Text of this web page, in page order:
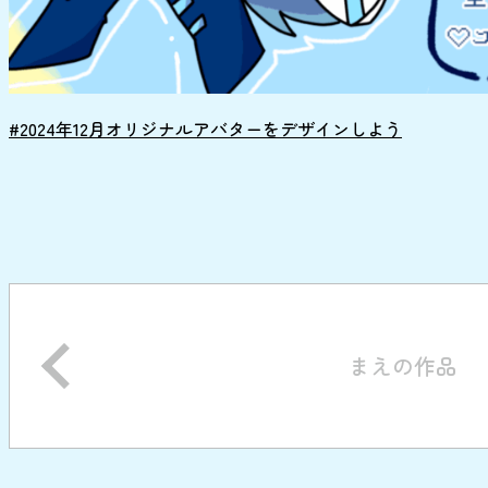
#2024年12月オリジナルアバターをデザインしよう
まえの作品